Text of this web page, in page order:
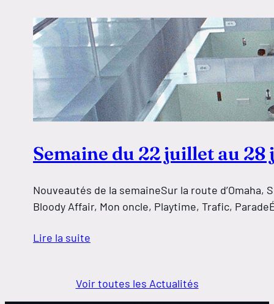
Semaine du 22 juillet au
Nouveautés de la semaineSur la route
Bloody Affair, Mon oncle, Playtime, Trafic,
Lire la suite
Voir toutes les Actualités